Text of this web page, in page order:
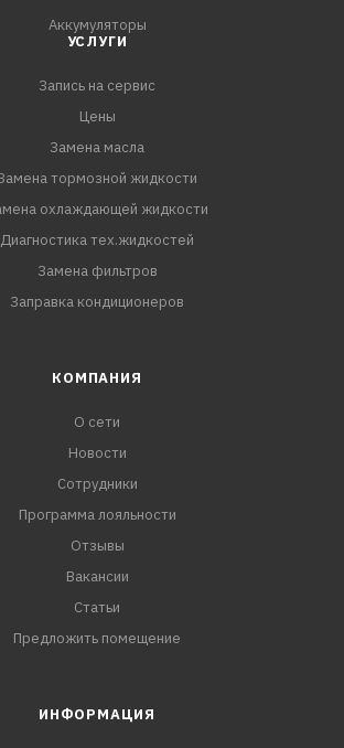
Аккумуляторы
УСЛУГИ
Запись на сервис
Цены
Замена масла
тормозной жидкости
охлаждающей жидкости
Диагностика тех.жидкостей
Замена фильтров
Заправка кондиционеров
КОМПАНИЯ
О сети
Новости
Сотрудники
Программа лояльности
Отзывы
Вакансии
Статьи
Предложить помещение
ИНФОРМАЦИЯ